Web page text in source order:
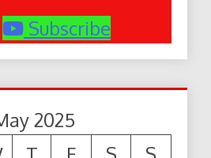
Subscribe
2025